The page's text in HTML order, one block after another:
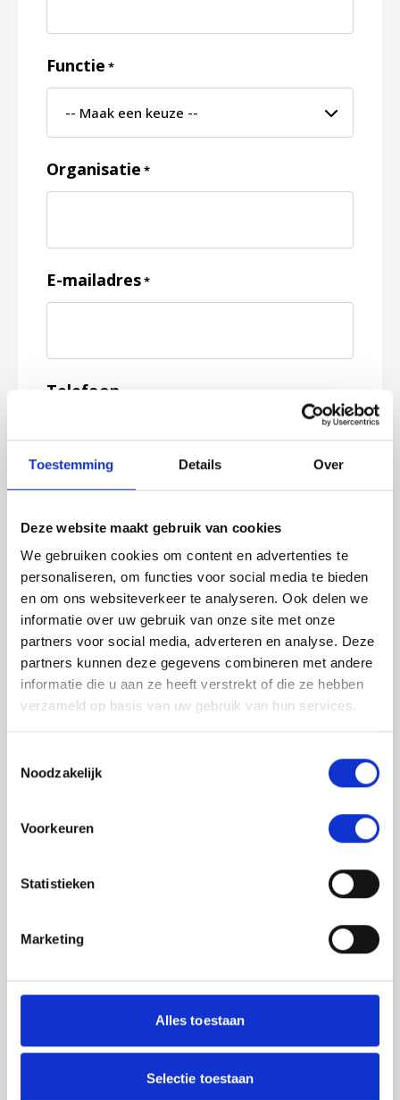
Toestemming Details Over
Deze website maakt gebruik van cookies
We gebruiken cookies om content en advertenties te
personaliseren, om functies voor social media te bieden
en om ons websiteverkeer te analyseren. Ook delen we
informatie over uw gebruik van onze site met onze
partners voor social media, adverteren en analyse. Deze
partners kunnen deze gegevens combineren met andere
informatie die u aan ze heeft verstrekt of die ze hebben
verzameld op basis van uw gebruik van hun services.
Noodzakelijk
Voorkeuren
Statistieken
Marketing
Alles toestaan
Selectie toestaan
Functie *
Organisatie *
E-mailadres*
Telefoon
Jouw feedback wordt verwerkt door de
adviseurs van het team richtlijnen NCJ. Als zij
feedback meegenomen wordt met de
Ik ga akkoord dat mijn gegevens
worden gedeeld met de
zijn bij deze JGZ-richtlijn.